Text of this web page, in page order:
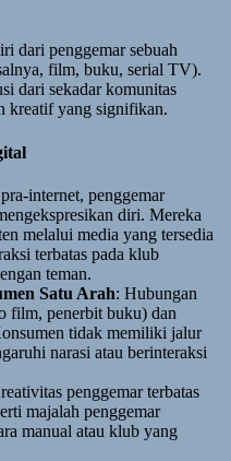
dari penggemar sebuah
film, buku, serial TV).
dari sekadar komunitas
kreatif yang signifikan.
internet, penggemar
diri. Mereka
melalui media yang tersedia
terbatas pada klub
teman.
Satu Arah: Hubungan
film, penerbit buku) dan
tidak memiliki jalur
narasi atau berinteraksi
penggemar terbatas
majalah penggemar
manual atau klub yang